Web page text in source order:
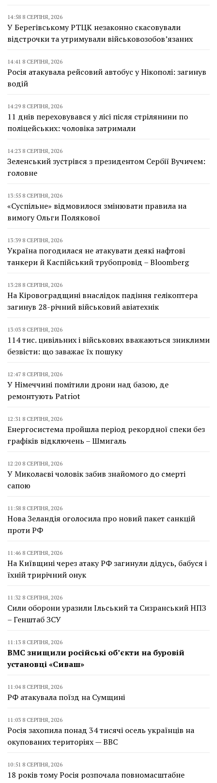
14:58 8 СЕРПНЯ, 2026
У Берегівському РТЦК незаконно скасовували
відстрочки та утримували військовозобов’язаних
14:41 8 СЕРПНЯ, 2026
Росія атакувала рейсовий автобус у Нікополі: загинув
водій
14:29 8 СЕРПНЯ, 2026
11 днів переховувався у лісі після стрілянини по
поліцейських: чоловіка затримали
14:23 8 СЕРПНЯ, 2026
Зеленський зустрівся з президентом Сербії Вучичем:
головне
13:55 8 СЕРПНЯ, 2026
«Суспільне» відмовилося змінювати правила на
вимогу Ольги Полякової
13:39 8 СЕРПНЯ, 2026
Україна погодилася не атакувати деякі нафтові
танкери й Каспійський трубопровід – Bloomberg
13:28 8 СЕРПНЯ, 2026
На Кіровоградщині внаслідок падіння гелікоптера
загинув 28-річний військовий авіатехнік
13:03 8 СЕРПНЯ, 2026
114 тис. цивільних і військових вважаються зниклими
безвісти: що заважає їх пошуку
12:47 8 СЕРПНЯ, 2026
У Німеччині помітили дрони над базою, де
ремонтують Patriot
12:31 8 СЕРПНЯ, 2026
Енергосистема пройшла період рекордної спеки без
графіків відключень – Шмигаль
12:20 8 СЕРПНЯ, 2026
У Миколаєві чоловік забив знайомого до смерті
сапою
11:58 8 СЕРПНЯ, 2026
Нова Зеландія оголосила про новий пакет санкцій
проти РФ
11:46 8 СЕРПНЯ, 2026
На Київщині через атаку РФ загинули дідусь, бабуся і
їхній трирічний онук
11:32 8 СЕРПНЯ, 2026
Сили оборони уразили Ільський та Сизранський НПЗ
– Генштаб ЗСУ
11:13 8 СЕРПНЯ, 2026
ВМС знищили російські об’єкти на буровій
установці «Сиваш»
11:04 8 СЕРПНЯ, 2026
РФ атакувала поїзд на Сумщині
11:03 8 СЕРПНЯ, 2026
Росія захопила понад 34 тисячі осель українців на
окупованих територіях — BBC
10:51 8 СЕРПНЯ, 2026
18 років тому Росія розпочала повномасштабне